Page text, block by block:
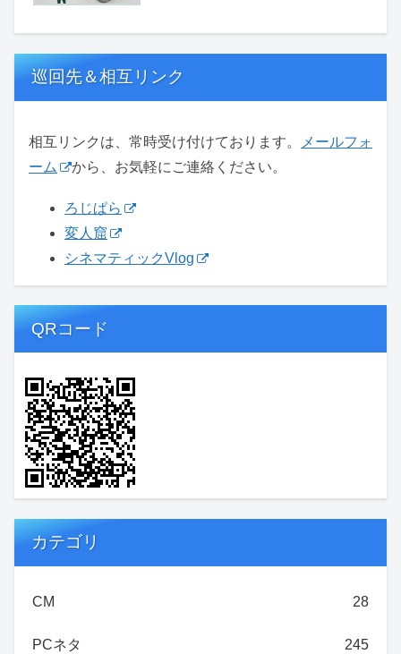
巡回先＆相互リンク
相互リンクは、常時受け付けております。
メールフォ
ーム
から、お気軽にご連絡ください。
ろじぱら
変人窟
シネマティックVlog
QRコード
カテゴリ
CM 28
PCネタ 245